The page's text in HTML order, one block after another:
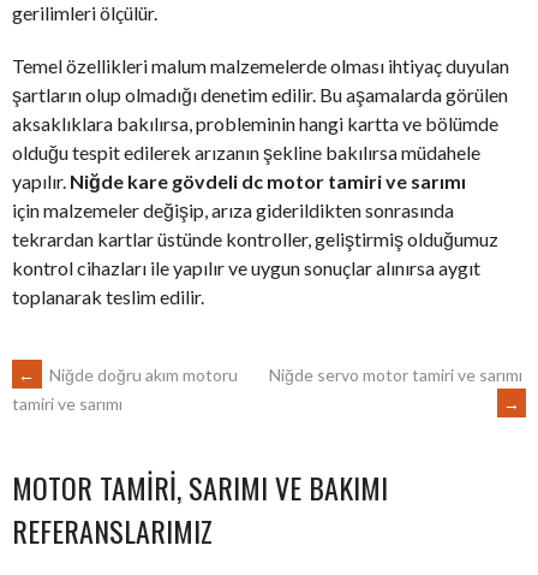
gerilimleri ölçülür.
Temel özellikleri malum malzemelerde olması ihtiyaç duyulan
şartların olup olmadığı denetim edilir. Bu aşamalarda görülen
aksaklıklara bakılırsa, probleminin hangi kartta ve bölümde
olduğu tespit edilerek arızanın şekline bakılırsa müdahele
yapılır. Niğde kare gövdeli dc motor tamiri ve sarımı
için malzemeler değişip, arıza giderildikten sonrasında
tekrardan kartlar üstünde kontroller, geliştirmiş olduğumuz
kontrol cihazları ile yapılır ve uygun sonuçlar alınırsa aygıt
toplanarak teslim edilir.
POST
NAVIGATION
←
Niğde doğru akım motoru
tamiri ve sarımı
Niğde servo motor tamiri ve sarımı
→
MOTOR TAMIRI, SARIMI VE BAKIMI
REFERANSLARIMIZ